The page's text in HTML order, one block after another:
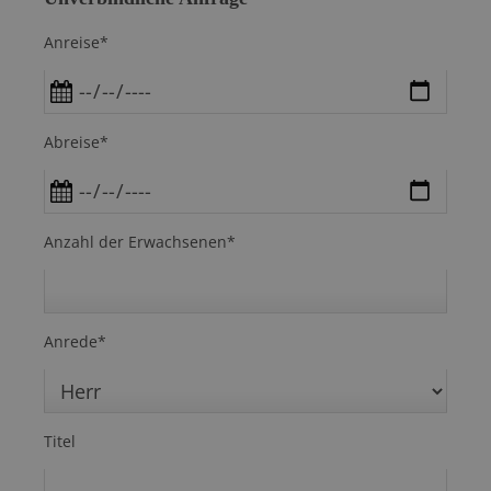
Anreise*
Abreise*
Anzahl der Erwachsenen*
Anrede*
Titel